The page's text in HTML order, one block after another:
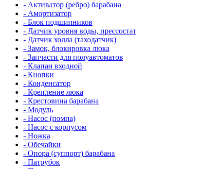
- Активатор (ребро) барабана
- Амортизатор
- Блок подшипников
- Датчик уровня воды, прессостат
- Датчик холла (таходатчик)
- Замок, блокировка люка
- Запчасти для полуавтоматов
- Клапан входной
- Кнопки
- Конденсатор
- Крепление люка
- Крестовина барабана
- Модуль
- Насос (помпа)
- Насос c корпусом
- Ножка
- Обечайки
- Опора (суппорт) барабана
- Патрубок